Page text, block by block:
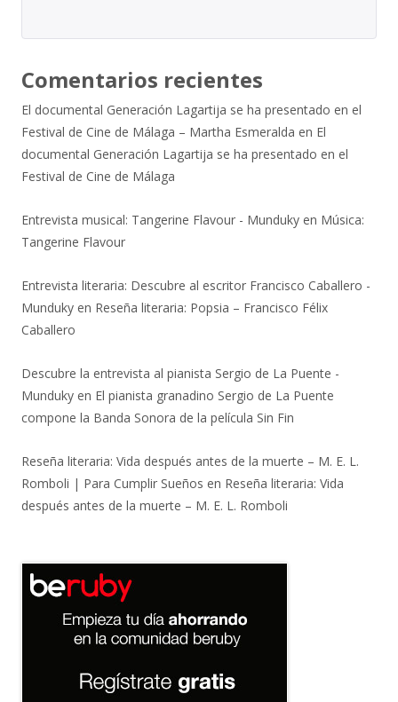
Comentarios recientes
El documental Generación Lagartija se ha presentado en el
Festival de Cine de Málaga – Martha Esmeralda en El
documental Generación Lagartija se ha presentado en el
Festival de Cine de Málaga
Entrevista musical: Tangerine Flavour - Munduky en Música:
Tangerine Flavour
Entrevista literaria: Descubre al escritor Francisco Caballero -
Munduky en Reseña literaria: Popsia – Francisco Félix
Caballero
Descubre la entrevista al pianista Sergio de La Puente -
Munduky en El pianista granadino Sergio de La Puente
compone la Banda Sonora de la película Sin Fin
Reseña literaria: Vida después antes de la muerte – M. E. L.
Romboli | Para Cumplir Sueños en Reseña literaria: Vida
después antes de la muerte – M. E. L. Romboli